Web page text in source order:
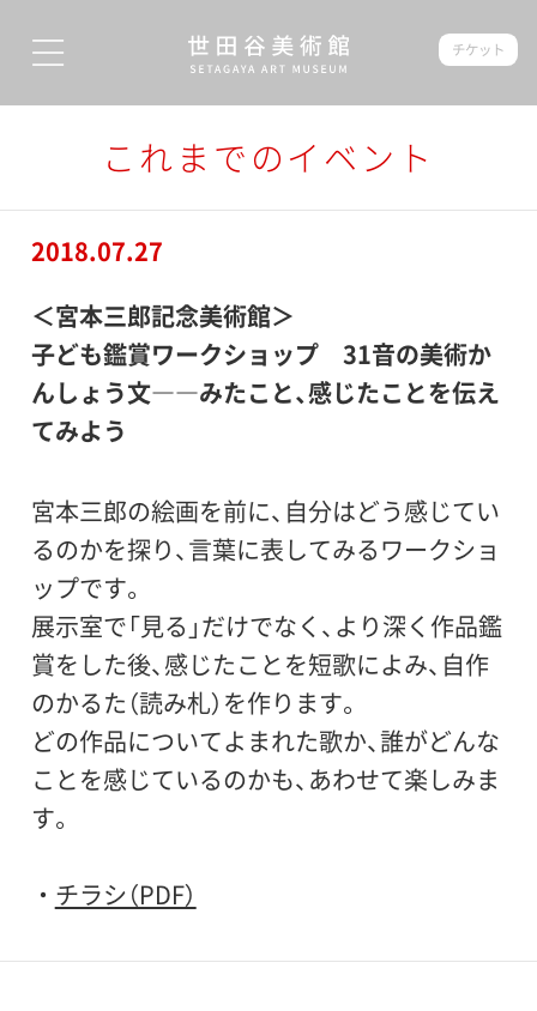
チケット
これまでのイベント
2018.07.27
＜宮本三郎記念美術館＞
子ども鑑賞ワークショップ 31音の美術か
んしょう文――みたこと、感じたことを伝え
てみよう
宮本三郎の絵画を前に、自分はどう感じてい
るのかを探り、言葉に表してみるワークショ
ップです。
展示室で「見る」だけでなく、より深く作品鑑
賞をした後、感じたことを短歌によみ、自作
のかるた（読み札）を作ります。
どの作品についてよまれた歌か、誰がどんな
ことを感じているのかも、あわせて楽しみま
す。
チラシ（PDF）